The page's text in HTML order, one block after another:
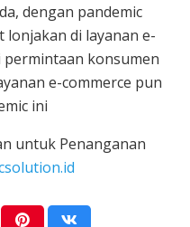
dengan pandemic
di layanan e-
konsumen
e-commerce pun
ini
untuk Penanganan